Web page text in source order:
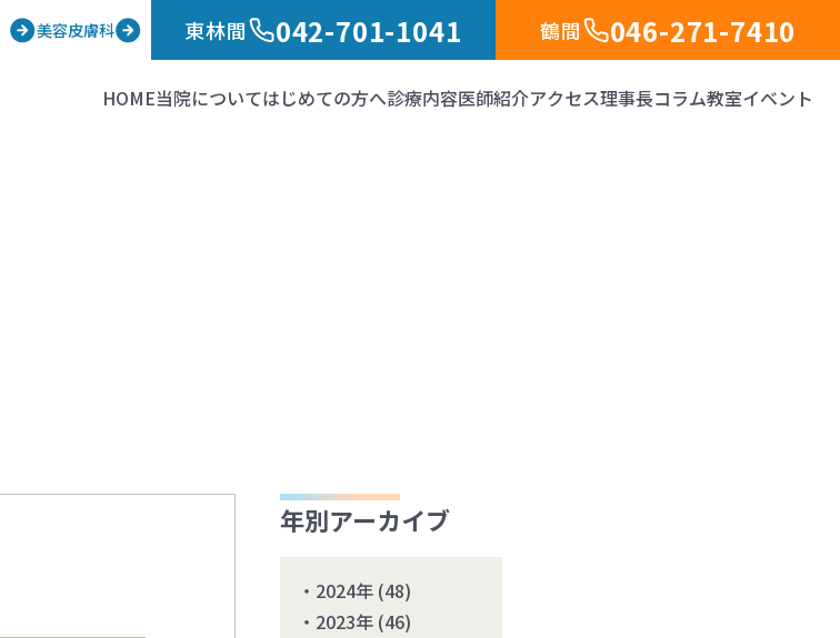
美容皮膚科 東林間 042-701-1041 鶴間 046-271-7410
HOME当院についてはじめての方へ診療内容医師紹介アクセス理事長コラム教室イベント
年別アーカイブ
2024年 (48)
2023年 (46)